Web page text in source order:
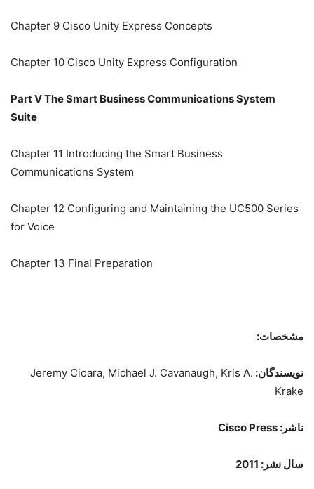
Chapter 9 Cisco Unity Express Concepts
Chapter 10 Cisco Unity Express Configuration
Part V The Smart Business Communications System
Suite
Chapter 11 Introducing the Smart Business
Communications System
Chapter 12 Configuring and Maintaining the UC500 Series
for Voice
Chapter 13 Final Preparation
مشخصات:
نویسندگان: Jeremy Cioara, Michael J. Cavanaugh, Kris A.
Krake
ناشر: Cisco Press
سال نشر: 2011